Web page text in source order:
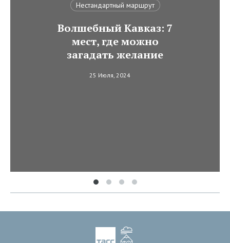
Нестандартный маршрут
Волшебный Кавказ: 7
мест, где можно
загадать желание
25 Июля, 2024